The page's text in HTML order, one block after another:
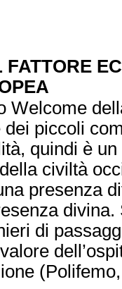
FATTORE
Welcome
dei piccoli
quindi è
civiltà
presenza
di